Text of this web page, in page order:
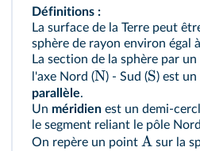
Définitions :
La surface de la Terre peut
sphère de rayon environ égal
La section de la sphère par
l'axe Nord (N) - Sud (S) est
parallèle.
Un méridien est un demi-
le segment reliant le pôle
On repère un point A sur la